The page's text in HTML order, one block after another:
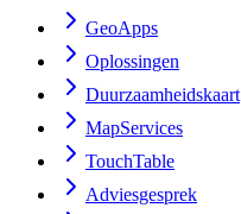
GeoApps
Oplossingen
Duurzaamheidskaart
MapServices
TouchTable
Adviesgesprek